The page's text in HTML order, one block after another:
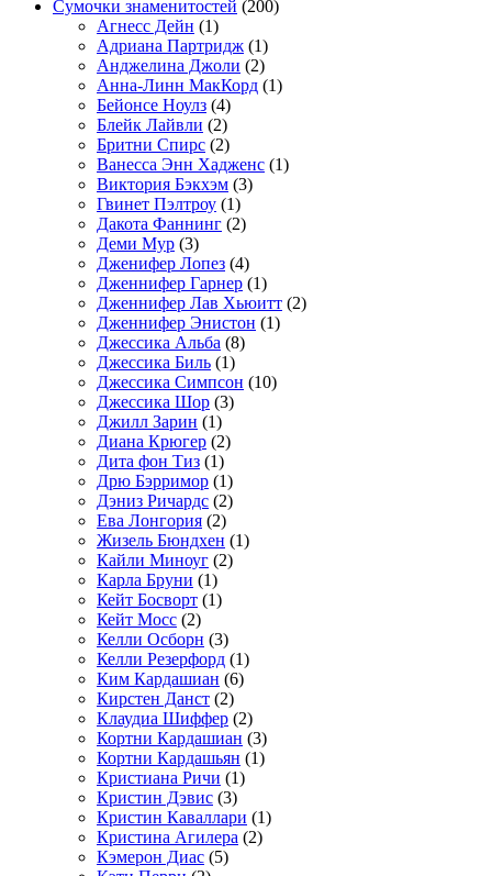
Сумочки знаменитостей (200)
Агнесс Дейн (1)
Адриана Партридж (1)
Анджелина Джоли (2)
Анна-Линн МакКорд (1)
Бейонсе Ноулз (4)
Блейк Лайвли (2)
Бритни Спирс (2)
Ванесса Энн Хадженс (1)
Виктория Бэкхэм (3)
Гвинет Пэлтроу (1)
Дакота Фаннинг (2)
Деми Мур (3)
Дженифер Лопез (4)
Дженнифер Гарнер (1)
Дженнифер Лав Хьюитт (2)
Дженнифер Энистон (1)
Джессика Альба (8)
Джессика Биль (1)
Джессика Симпсон (10)
Джессика Шор (3)
Джилл Зарин (1)
Диана Крюгер (2)
Дита фон Тиз (1)
Дрю Бэрримор (1)
Дэниз Ричардс (2)
Ева Лонгория (2)
Жизель Бюндхен (1)
Кайли Миноуг (2)
Карла Бруни (1)
Кейт Босворт (1)
Кейт Мосс (2)
Келли Осборн (3)
Келли Резерфорд (1)
Ким Кардашиан (6)
Кирстен Данст (2)
Клаудиа Шиффер (2)
Кортни Кардашиан (3)
Кортни Кардашьян (1)
Кристиана Ричи (1)
Кристин Дэвис (3)
Кристин Каваллари (1)
Кристина Агилера (2)
Кэмерон Диас (5)